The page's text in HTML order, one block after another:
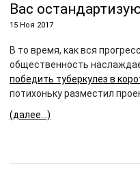
Вас
15 Ноя 2017
В то время, как вся
общественность
победить туберкулез в
потихоньку разместил
(далее…)